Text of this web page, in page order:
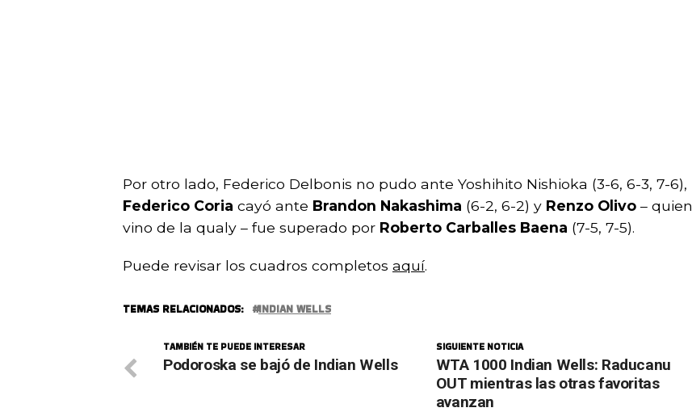
Por otro lado, Federico Delbonis no pudo ante Yoshihito Nishioka (3-6, 6-3, 7-6),
Federico Coria cayó ante Brandon Nakashima (6-2, 6-2) y Renzo Olivo – quien
vino de la qualy – fue superado por Roberto Carballes Baena (7-5, 7-5).
Puede revisar los cuadros completos aquí.
TEMAS RELACIONADOS: INDIAN WELLS
SIGUIENTE NOTICIA
WTA 1000 Indian Wells: Raducanu
OUT mientras las otras favoritas
avanzan
TAMBIÉN TE PUEDE INTERESAR
Podoroska se bajó de Indian Wells